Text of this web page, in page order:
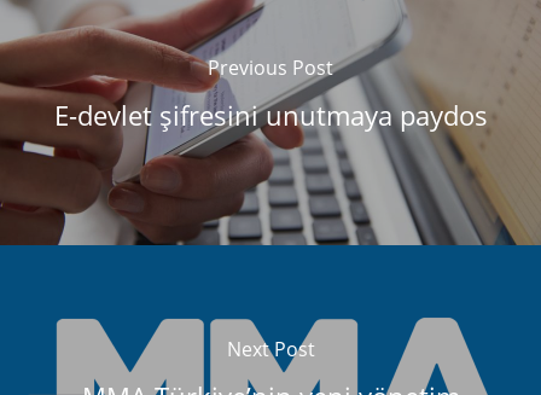
Previous Post
E-devlet şifresini unutmaya paydos
Next Post